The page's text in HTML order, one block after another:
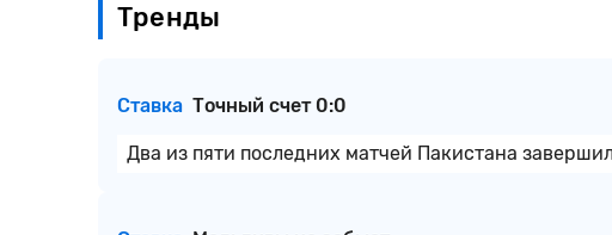
Тренды
Ставка Точный счет 0:0
Два из пяти последних матчей Пакистана